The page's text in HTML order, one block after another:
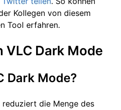
Kollegen von diesem
Tool erfahren.
VLC Dark Mode
Dark Mode?
die Menge des